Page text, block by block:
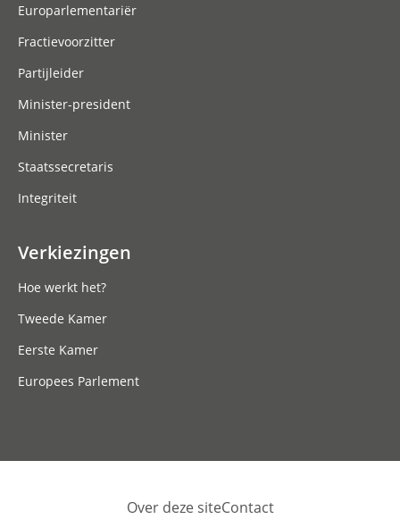
Europarlementariër
Fractievoorzitter
Partijleider
Minister-president
Minister
Staatssecretaris
Integriteit
Verkiezingen
Hoe werkt het?
Tweede Kamer
Eerste Kamer
Europees Parlement
Over deze siteContact